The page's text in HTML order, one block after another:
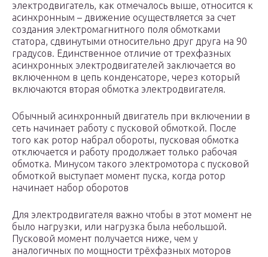
электродвигатель, как отмечалось выше, относится к
асинхронным – движение осуществляется за счет
создания электромагнитного поля обмотками
статора, сдвинутыми относительно друг друга на 90
градусов. Единственное отличие от трехфазных
асинхронных электродвигателей заключается во
включенном в цепь конденсаторе, через который
включаются вторая обмотка электродвигателя.
Обычный асинхронный двигатель при включении в
сеть начинает работу с пусковой обмоткой. После
того как ротор набрал обороты, пусковая обмотка
отключается и работу продолжает только рабочая
обмотка. Минусом такого электромотора с пусковой
обмоткой выступает момент пуска, когда ротор
начинает набор оборотов
Для электродвигателя важно чтобы в этот момент не
было нагрузки, или нагрузка была небольшой.
Пусковой момент получается ниже, чем у
аналогичных по мощности трёхфазных моторов